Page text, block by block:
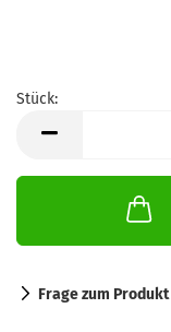
Stück:
Frage zum Produkt